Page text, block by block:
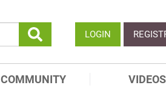
LOGIN
COMMUNITY VIDEOS